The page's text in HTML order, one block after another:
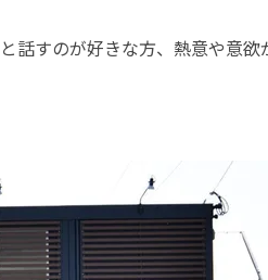
話すのが好きな方、熱意や意欲